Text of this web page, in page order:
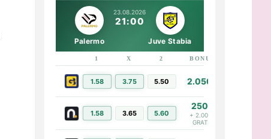
23.08.2026
21:00
Palermo Juve Stabia
1 X 2 BONUS
1.58 3.75 5.50 2.050€
1.58 3.65 5.60
250€
+ 2.000€
GRATIS